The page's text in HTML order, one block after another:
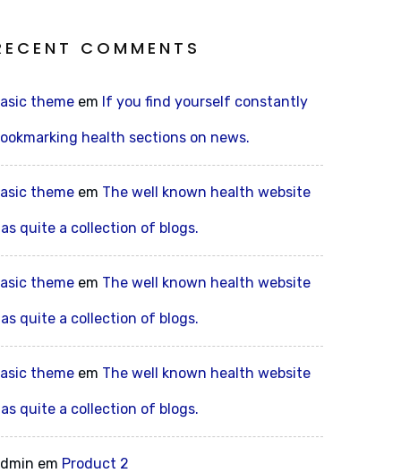
COMMENTS
theme em If you find yourself constantly
health sections on news.
theme em The well known health website
quite a collection of blogs.
theme em The well known health website
quite a collection of blogs.
theme em The well known health website
quite a collection of blogs.
em Product 2